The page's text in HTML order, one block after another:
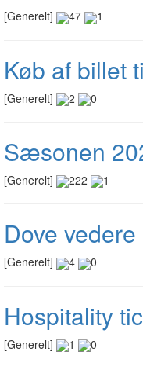
[Generelt] 47 1
Køb af billet
[Generelt] 2 0
Sæsonen
[Generelt] 222 1
Dove
[Generelt] 4 0
Hospitality
[Generelt] 1 0